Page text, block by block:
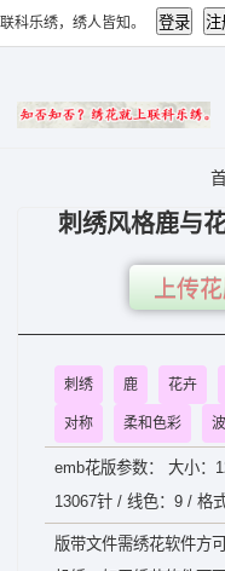
联科乐绣，绣人皆知。
刺绣风格鹿与
上传
刺绣 鹿 花卉
对称 柔和色彩
emb花版参数： 大小：
13067针 / 线色：9 / 格
版带文件需绣花软件方